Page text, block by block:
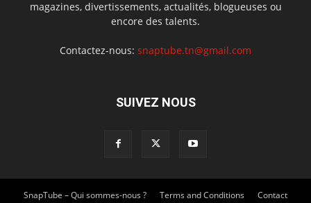
magazines, divertissements, actualités, blogueuses ou
encore des talents.
Contactez-nous: snaptube.tn@gmail.com
SUIVEZ NOUS
SnapTube – Qui sommes-nous ? Terms and Conditions Contact